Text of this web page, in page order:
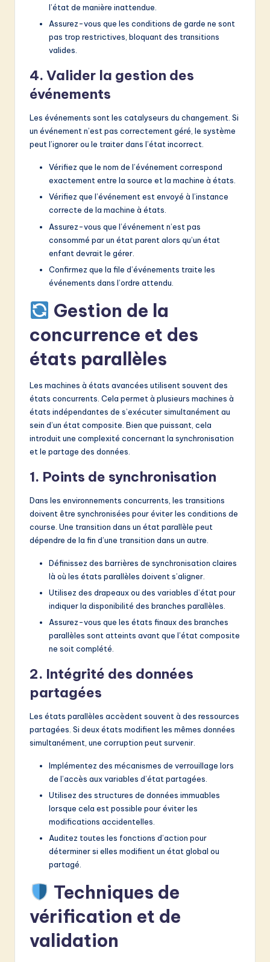
l’état de manière inattendue.
Assurez-vous que les conditions de garde ne sont
pas trop restrictives, bloquant des transitions
valides.
4. Valider la gestion des
événements
Les événements sont les catalyseurs du changement. Si
un événement n’est pas correctement géré, le système
peut l’ignorer ou le traiter dans l’état incorrect.
Vérifiez que le nom de l’événement correspond
exactement entre la source et la machine à états.
Vérifiez que l’événement est envoyé à l’instance
correcte de la machine à états.
Assurez-vous que l’événement n’est pas
consommé par un état parent alors qu’un état
enfant devrait le gérer.
Confirmez que la file d’événements traite les
événements dans l’ordre attendu.
Gestion de la
concurrence et des
états parallèles
Les machines à états avancées utilisent souvent des
états concurrents. Cela permet à plusieurs machines à
états indépendantes de s’exécuter simultanément au
sein d’un état composite. Bien que puissant, cela
introduit une complexité concernant la synchronisation
et le partage des données.
1. Points de synchronisation
Dans les environnements concurrents, les transitions
doivent être synchronisées pour éviter les conditions de
course. Une transition dans un état parallèle peut
dépendre de la fin d’une transition dans un autre.
Définissez des barrières de synchronisation claires
là où les états parallèles doivent s’aligner.
Utilisez des drapeaux ou des variables d’état pour
indiquer la disponibilité des branches parallèles.
Assurez-vous que les états finaux des branches
parallèles sont atteints avant que l’état composite
ne soit complété.
2. Intégrité des données
partagées
Les états parallèles accèdent souvent à des ressources
partagées. Si deux états modifient les mêmes données
simultanément, une corruption peut survenir.
Implémentez des mécanismes de verrouillage lors
de l’accès aux variables d’état partagées.
Utilisez des structures de données immuables
lorsque cela est possible pour éviter les
modifications accidentelles.
Auditez toutes les fonctions d’action pour
déterminer si elles modifient un état global ou
partagé.
Techniques de
vérification et de
validation